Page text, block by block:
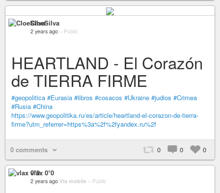
CloeSilva
2 years ago – Public
HEARTLAND - El Corazón
de TIERRA FIRME
#geopolitica #Eurasia #libros #cosacos #Ukraine #judios #Crimea
#Rusia #China
https://www.geopolitika.ru/es/article/heartland-el-corazon-de-tierra-
firme?utm_referrer=https%3a%2f%2fyandex.ru%2f
0 comments 0 0 0
vlax 0°0
2 years ago Via mobile – Public